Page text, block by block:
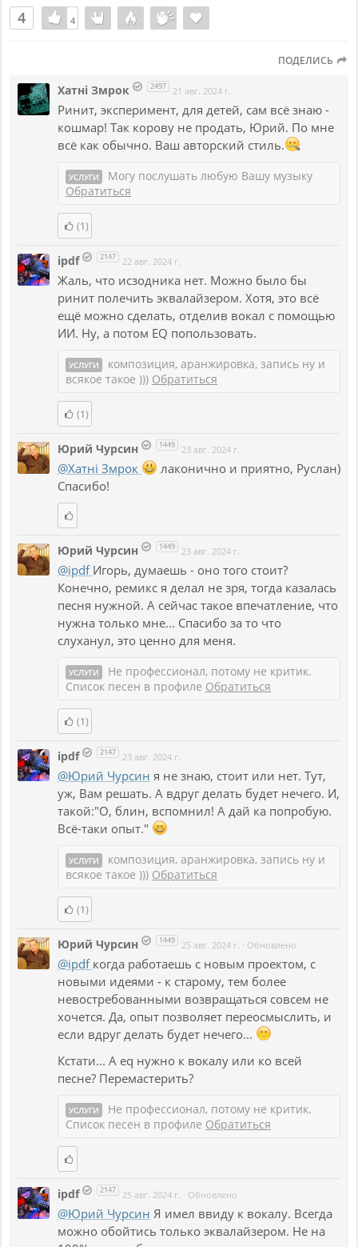
4 4
4
ПОДЕЛИСЬ
Хатнi Змрок 2497 21 авг. 2024 г.
Ринит, эксперимент, для детей, сам всё знаю -
кошмар! Так корову не продать, Юрий. По мне
всё как обычно. Ваш авторский стиль.
УСЛУГИ
Могу послушать любую Вашу музыку
Обратиться
(1)
ipdf 2147 22 авг. 2024 г.
Жаль, что исзодника нет. Можно было бы
ринит полечить эквалайзером. Хотя, это всё
ещё можно сделать, отделив вокал с помощью
ИИ. Ну, а потом EQ попользовать.
УСЛУГИ
композиция, аранжировка, запись ну и
всякое такое ))) Обратиться
(1)
Юрий Чурсин 1449 23 авг. 2024 г.
@Хатнi Змрок
лаконично и приятно, Руслан)
Спасибо!
Юрий Чурсин 1449 23 авг. 2024 г.
@ipdf Игорь, думаешь - оно того стоит?
Конечно, ремикс я делал не зря, тогда казалась
песня нужной. А сейчас такое впечатление, что
нужна только мне... Спасибо за то что
слуханул, это ценно для меня.
УСЛУГИ
Не профессионал, потому не критик.
Список песен в профиле Обратиться
(1)
ipdf 2147 23 авг. 2024 г.
@Юрий Чурсин я не знаю, стоит или нет. Тут,
уж, Вам решать. А вдруг делать будет нечего. И,
такой:"О, блин, вспомнил! А дай ка попробую.
Всё-таки опыт."
УСЛУГИ
композиция, аранжировка, запись ну и
всякое такое ))) Обратиться
(1)
Юрий Чурсин 1449 25 авг. 2024 г. · Обновлено
@ipdf когда работаешь с новым проектом, с
новыми идеями - к старому, тем более
невостребованными возвращаться совсем не
хочется. Да, опыт позволяет переосмыслить, и
если вдруг делать будет нечего...
Кстати... А eq нужно к вокалу или ко всей
песне? Перемастерить?
УСЛУГИ
Не профессионал, потому не критик.
Список песен в профиле Обратиться
ipdf 2147 25 авг. 2024 г. · Обновлено
@Юрий Чурсин Я имел ввиду к вокалу. Всегда
можно обойтись только эквалайзером. Не на